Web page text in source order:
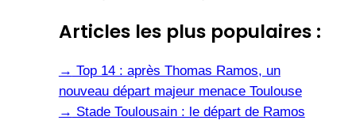
Articles les plus populaires :
→ Top 14 : après Thomas Ramos, un
nouveau départ majeur menace Toulouse
→ Stade Toulousain : le départ de Ramos